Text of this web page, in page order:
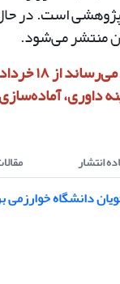
است. در
منتشر می‌شود.
انتشار
دانشگاه